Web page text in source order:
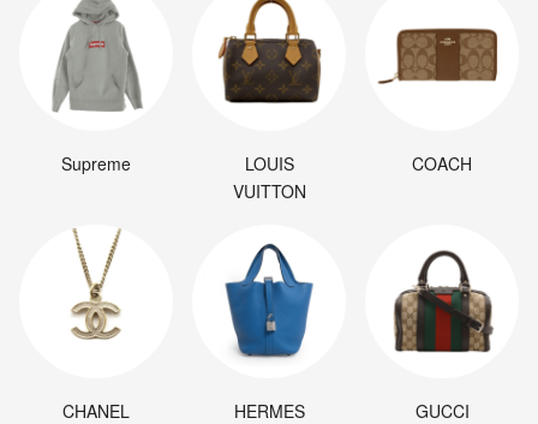
Supreme
LOUIS
VUITTON
COACH
CHANEL HERMES GUCCI